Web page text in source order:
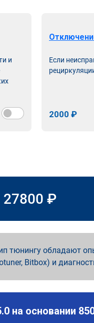
и
Если
2000 ₽
27800 ₽
тюнингу обладают
Bitbox) и
на основании